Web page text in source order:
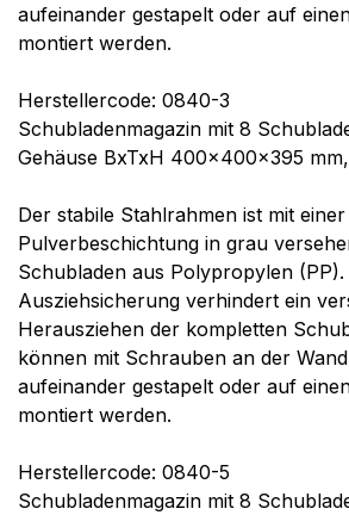
aufeinander gestapelt oder auf
montiert werden.
Herstellercode: 0840-3
Schubladenmagazin mit 8
Gehäuse BxTxH 400x400x395
Der stabile Stahlrahmen ist mit
Pulverbeschichtung in grau
Schubladen aus Polypropylen (PP).
Ausziehsicherung verhindert ein
Herausziehen der kompletten
können mit Schrauben an der
aufeinander gestapelt oder auf
montiert werden.
Herstellercode: 0840-5
Schubladenmagazin mit 8